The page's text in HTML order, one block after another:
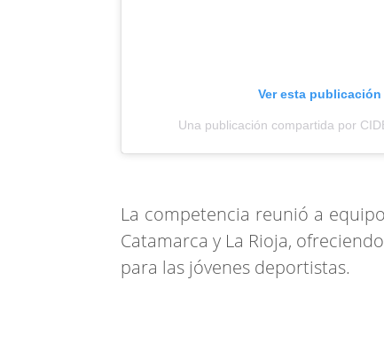
Ver esta
Una publicación compartida por
La competencia reunió a
Catamarca y La Rioja,
para las jóvenes deportistas.